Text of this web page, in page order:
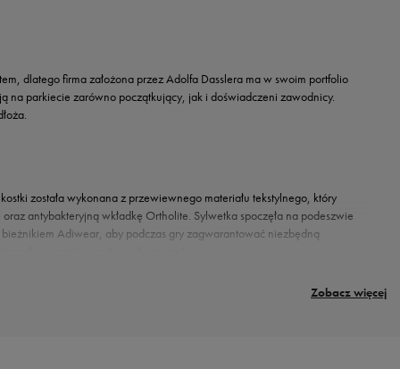
Zobacz więcej
dlatego firma założona przez Adolfa Dasslera ma w swoim portfolio
na parkiecie zarówno początkujący, jak i doświadczeni zawodnicy.
została wykonana z przewiewnego materiału tekstylnego, który
antybakteryjną wkładkę Ortholite. Sylwetka spoczęła na podeszwie
Adiwear, aby podczas gry zagwarantować niezbędną
każdy zawodnik z pewnością znajdzie tutaj dla siebie obuwie, które sprosta